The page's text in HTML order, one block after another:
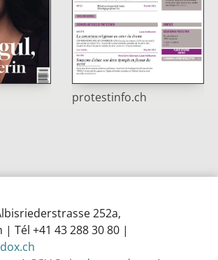
protestinfo.ch
252a,
| Tél +41 43 288 30 80 |